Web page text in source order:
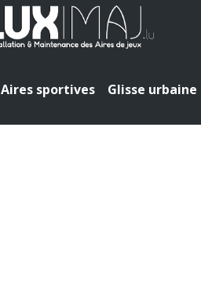
Aires sportives Glisse urbaine